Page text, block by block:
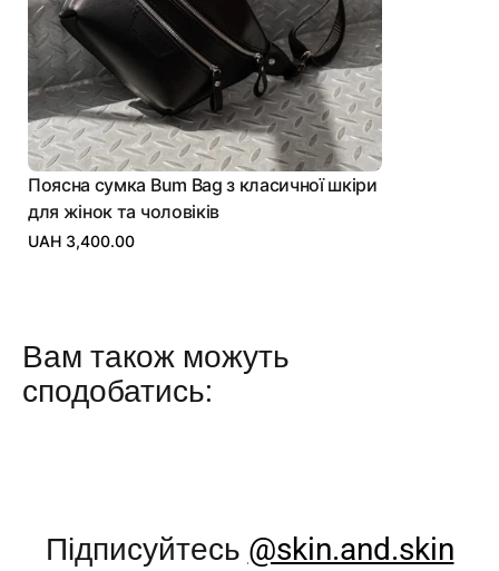
Поясна сумка Bum Bag з класичної шкіри
для жінок та чоловіків
UAH 3,400.00
Вам також можуть
сподобатись:
Підписуйтесь @skin.and.skin